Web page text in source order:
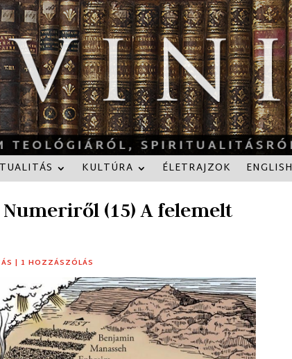
KULTÚRA ÉLETRAJZOK ENGLISH
(15) A felemelt
| 1 HOZZÁSZÓLÁS